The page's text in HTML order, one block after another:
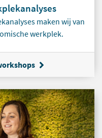
maken wij van
werkplek.